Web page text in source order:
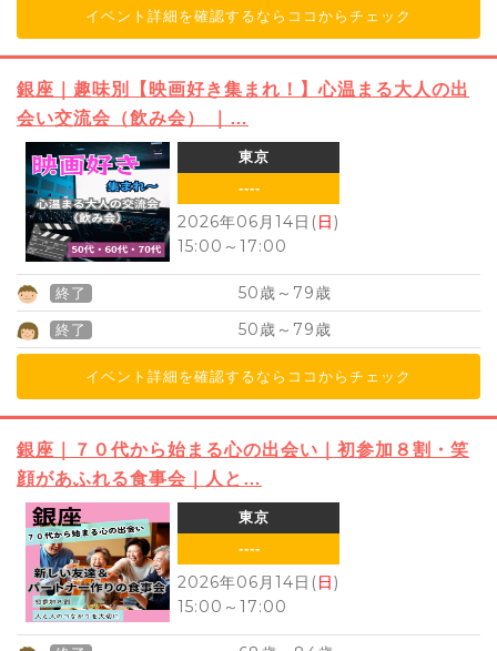
イベント詳細を確認するならココからチェック
銀座｜趣味別【映画好き集まれ！】心温まる大人の出
会い交流会（飲み会） ｜…
東京
----
2026年06月14日(日)
15:00 ～ 17:00
終了 50歳～ 79歳
終了 50歳～ 79歳
イベント詳細を確認するならココからチェック
銀座｜７０代から始まる心の出会い｜初参加８割・笑
顔があふれる食事会｜人と…
東京
----
2026年06月14日(日)
15:00 ～ 17:00